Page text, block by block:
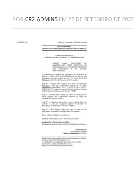
POR CR2-ADMIN5 EM 27 DE SETEMBRO DE 2022